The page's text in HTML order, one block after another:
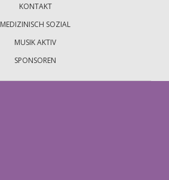
KONTAKT
MEDIZINISCH SOZIAL
MUSIK AKTIV
SPONSOREN